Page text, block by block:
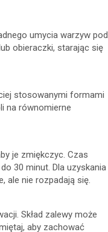
umycia warzyw pod
obieraczki, starając się
stosowanymi formami
na równomierne
je zmiękczyc. Czas
30 minut. Dla uzyskania
ale nie rozpadają się.
Skład zalewy może
aby zachować